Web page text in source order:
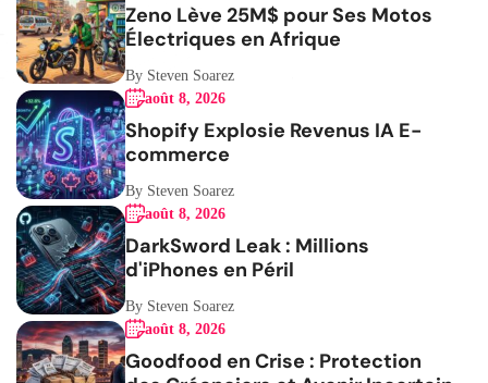
Zeno Lève 25M$ pour Ses Motos
Électriques en Afrique
By Steven Soarez
août 8, 2026
Shopify Explosie Revenus IA E-
commerce
By Steven Soarez
août 8, 2026
DarkSword Leak : Millions
d'iPhones en Péril
By Steven Soarez
août 8, 2026
Goodfood en Crise : Protection